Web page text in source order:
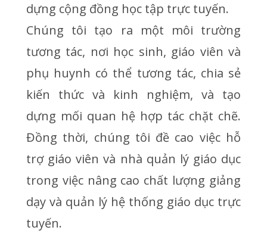
dựng cộng đồng học tập trực tuyến.
Chúng tôi tạo ra một môi trường
tương tác, nơi học sinh, giáo viên và
phụ huynh có thể tương tác, chia sẻ
kiến thức và kinh nghiệm, và tạo
dựng mối quan hệ hợp tác chặt chẽ.
Đồng thời, chúng tôi đề cao việc hỗ
trợ giáo viên và nhà quản lý giáo dục
trong việc nâng cao chất lượng giảng
dạy và quản lý hệ thống giáo dục trực
tuyến.